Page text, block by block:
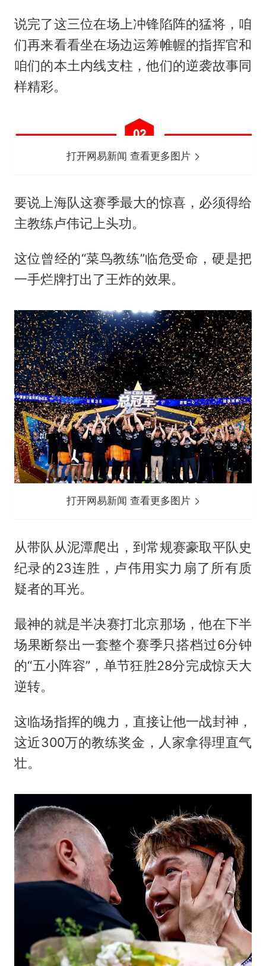
说完了这三位在场上冲锋陷阵的猛将，咱
们再来看看坐在场边运筹帷幄的指挥官和
咱们的本土内线支柱，他们的逆袭故事同
样精彩。
打开网易新闻 查看更多图片
要说上海队这赛季最大的惊喜，必须得给
主教练卢伟记上头功。
这位曾经的“菜鸟教练”临危受命，硬是把
一手烂牌打出了王炸的效果。
打开网易新闻 查看更多图片
从带队从泥潭爬出，到常规赛豪取平队史
纪录的23连胜，卢伟用实力扇了所有质
疑者的耳光。
最神的就是半决赛打北京那场，他在下半
场果断祭出一套整个赛季只搭档过6分钟
的“五小阵容”，单节狂胜28分完成惊天大
逆转。
这临场指挥的魄力，直接让他一战封神，
这近300万的教练奖金，人家拿得理直气
壮。